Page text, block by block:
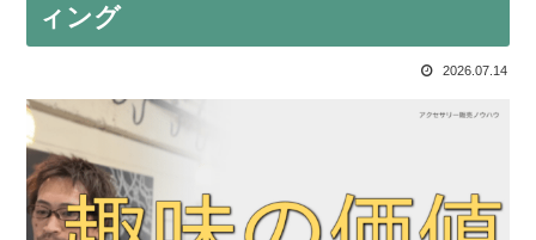
ィング
2026.07.14